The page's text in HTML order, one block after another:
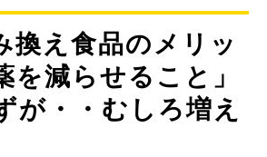
換え食品のメリッ
を減らせること」
が・・むしろ増え